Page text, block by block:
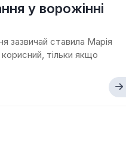
у ворожінні
зазвичай ставила Марія
тільки якщо